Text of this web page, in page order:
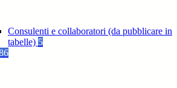
Consulenti e collaboratori (da pubblicare in
tabelle) 5